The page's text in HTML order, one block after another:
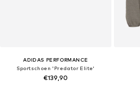
ADIDAS PERFORMANCE
Sportschoen 'Predator Elite'
€139,90